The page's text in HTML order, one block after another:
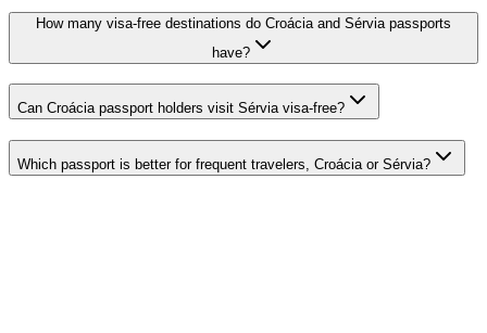
How many visa-free destinations do Croácia and Sérvia passports
have?
Can Croácia passport holders visit Sérvia visa-free?
Which passport is better for frequent travelers, Croácia or Sérvia?